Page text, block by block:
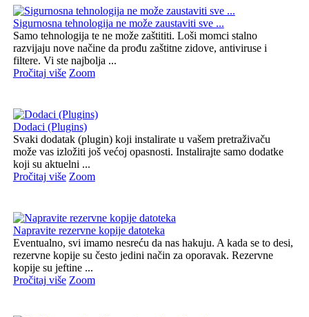
Sigurnosna tehnologija ne može zaustaviti sve ...
Samo tehnologija te ne može zaštititi. Loši momci stalno
razvijaju nove načine da prođu zaštitne zidove, antiviruse i
filtere. Vi ste najbolja ...
Pročitaj više Zoom
Dodaci (Plugins)
Svaki dodatak (plugin) koji instalirate u vašem pretraživaču
može vas izložiti još većoj opasnosti. Instalirajte samo dodatke
koji su aktuelni ...
Pročitaj više Zoom
Napravite rezervne kopije datoteka
Eventualno, svi imamo nesreću da nas hakuju. A kada se to desi,
rezervne kopije su često jedini način za oporavak. Rezervne
kopije su jeftine ...
Pročitaj više Zoom